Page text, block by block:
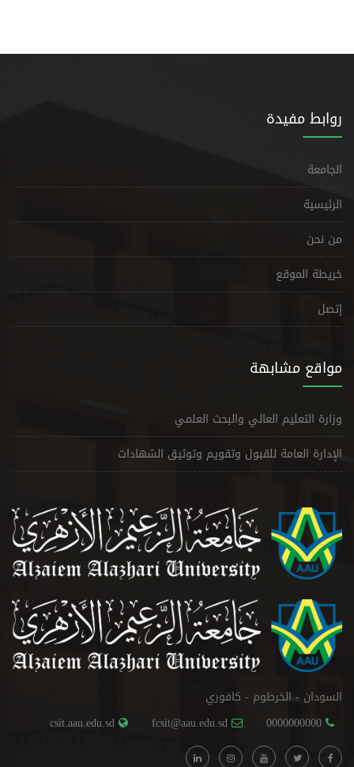
روابط مفيدة
الجامعة
الرئيسية
من نحن
خريطة الموقع
إتصل
مواقع مشابهة
وزارة التعليم العالي والبحث العلمي
الإدارة العامة للقبول وتقويم وتوثيق الشهادات
السودان - الخرطوم - كافوري
0000000000
fcsit@aau.edu.sd
csit.aau.edu.sd